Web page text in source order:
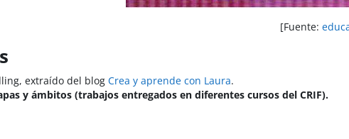
[Fuente:
extraído del blog Crea y aprende con Laura.
y ámbitos (trabajos entregados en diferentes cursos del CRIF).